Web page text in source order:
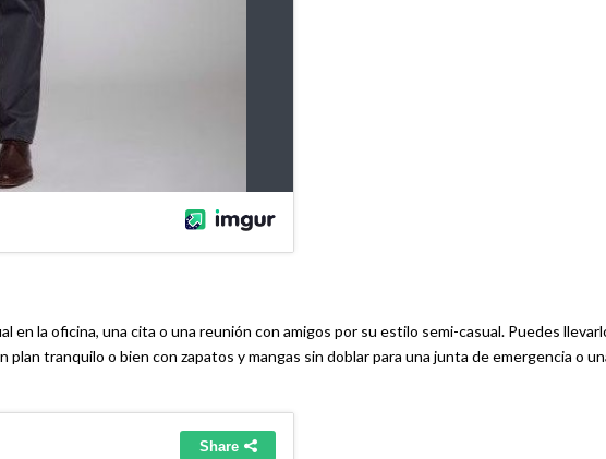
la oficina, una cita o una reunión con amigos por su estilo semi-casual. Puedes
plan tranquilo o bien con zapatos y mangas sin doblar para una junta de emergencia o